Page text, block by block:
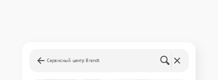
Сервисный центр Brandt